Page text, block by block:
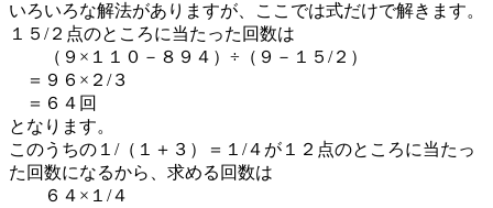
いろいろな解法がありますが、ここでは式だけで解きます。
１５/２点のところに当たった回数は
（９×１１０－８９４）÷（９－１５/２）
＝９６×２/３
＝６４回
となります。
このうちの１/（１＋３）＝１/４が１２点のところに当たっ
た回数になるから、求める回数は
６４×１/４